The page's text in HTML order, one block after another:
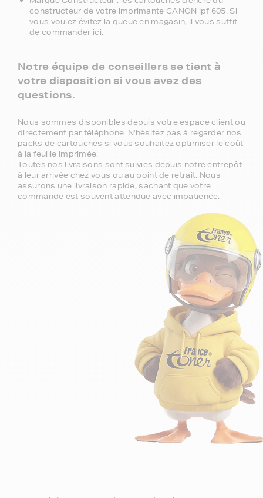
constructeur de votre imprimante CANON ipf 605. Si
vous voulez évitez la queue en magasin, il vous suffit
de commander ici.
Notre équipe de conseillers se tient à
votre disposition si vous avez des
questions.
Nous sommes disponibles depuis votre espace client ou
directement par téléphone. N'hésitez pas à regarder nos
packs de cartouches si vous souhaitez optimiser le coût
à la feuille imprimée.
Toutes nos livraisons sont suivies depuis notre entrepôt
à leur arrivée chez vous ou au point de retrait. Nous
assurons une livraison rapide, sachant que votre
commande est souvent attendue avec impatience.